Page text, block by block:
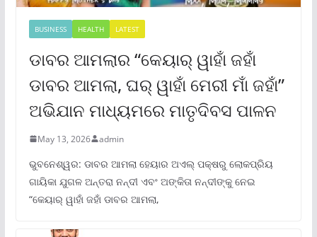
BUSINESS HEALTH LATEST
ଡାବର ଆମଲାର “କେୟାର୍ ୱାହାଁ ଜହାଁ
ଡାବର ଆମଲା, ଘର୍ ୱାହାଁ ମେରୀ ମାଁ ଜହାଁ”
ଅଭିଯାନ ମାଧ୍ୟମରେ ମାତୃଦିବସ ପାଳନ
May 13, 2026 admin
ଭୁବନେଶ୍ୱର: ଡାବର ଆମଲା ହେୟାର ଅଏଲ୍ ପକ୍ଷରୁ ଲୋକପ୍ରିୟ
ଗାୟିକା ଯୁଗଳ ଅନ୍ତରା ନନ୍ଦୀ ଏବଂ ଅଙ୍କିତା ନନ୍ଦୀଙ୍କୁ ନେଇ
“କେୟାର୍ ୱାହାଁ ଜହାଁ ଡାବର ଆମଲା,